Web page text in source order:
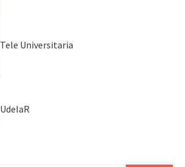
Tele Universitaria
UdelaR